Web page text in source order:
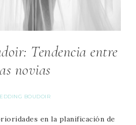
Tendencia entre
novias
BOUDOIR
en la planificación de